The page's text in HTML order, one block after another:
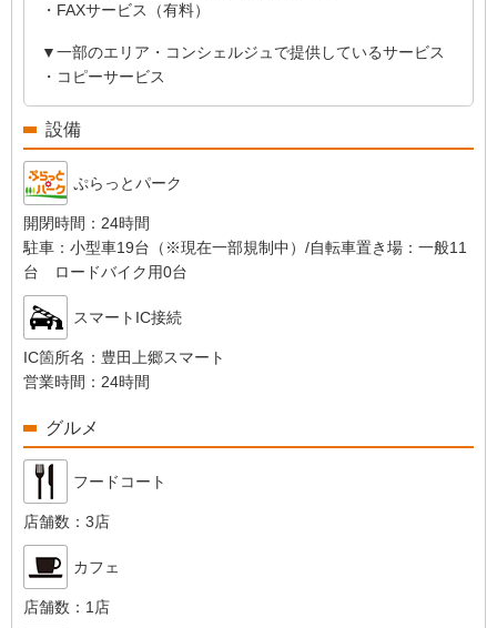
・FAXサービス（有料）
▼一部のエリア・コンシェルジュで提供しているサービス
・コピーサービス
設備
ぷらっとパーク
開閉時間： 24時間
駐車： 小型車19台（※現在一部規制中）/自転車置き場：一般11
台 ロードバイク用0台
スマートIC接続
IC箇所名： 豊田上郷スマート
営業時間： 24時間
グルメ
フードコート
店舗数： 3店
カフェ
店舗数： 1店